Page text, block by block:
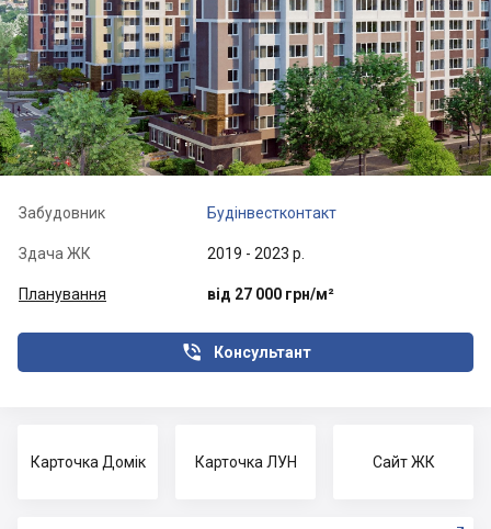
Забудовник Будінвестконтакт
Здача ЖК 2019 - 2023 р.
Планування від 27 000 грн/м²
Консультант

Карточка Домік Карточка ЛУН Сайт ЖК